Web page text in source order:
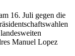
16. Juli gegen die
Manuel Lopez